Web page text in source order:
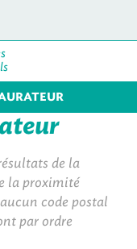
de la
la proximité
code postal
par ordre